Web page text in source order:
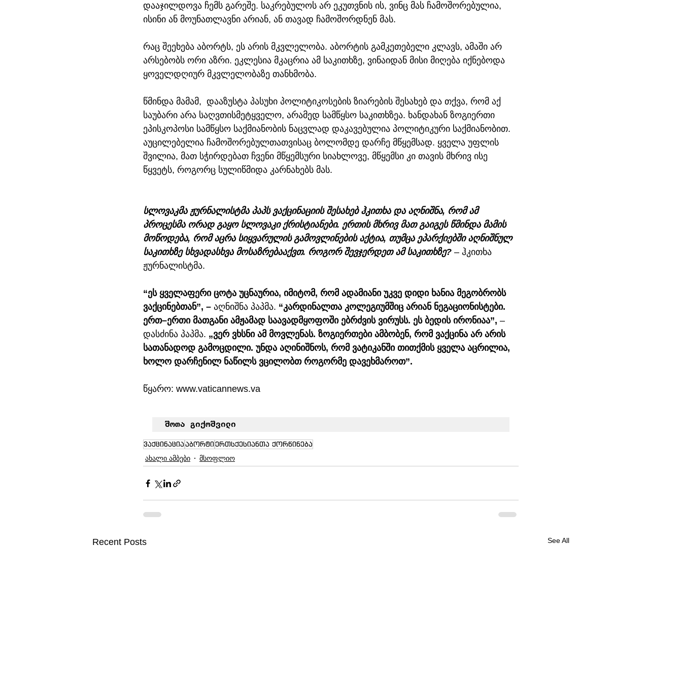
დააჯილდოვა ჩემს გარეშე. საკრებულოს არ ეკუთვნის ის, ვინც მას ჩამოშორებულია,
ისინი ან მოუნათლავნი არიან, ან თავად ჩამოშორდნენ მას.
რაც შეეხება აბორტს, ეს არის მკვლელობა. აბორტის გამკეთებელი კლავს, ამაში არ
არსებობს ორი აზრი. ეკლესია მკაცრია ამ საკითხზე, ვინაიდან მისი მიღება იქნებოდა
ყოველდღიურ მკვლელობაზე თანხმობა.
წმინდა მამამ,  დააზუსტა პასუხი პოლიტიკოსების ზიარების შესახებ და თქვა, რომ აქ
საუბარი არა საღვთისმეტყველო, არამედ სამწყსო საკითხზეა. ხანდახან ზოგიერთი
ეპისკოპოსი სამწყსო საქმიანობის ნაცვლად დაკავებულია პოლიტიკური საქმიანობით.
აუცილებელია ჩამოშორებულთათვისაც ბოლომდე დარჩე მწყემსად. ყველა უფლის
შვილია, მათ სჭირდებათ ჩვენი მწყემსური სიახლოვე, მწყემსი კი თავის მხრივ ისე
წყვეტს, როგორც სულიწმიდა კარნახებს მას.
სლოვაკმა ჟურნალისტმა პაპს ვაქცინაციის შესახებ ჰკითხა და აღნიშნა, რომ ამ
პროცესმა ორად გაყო სლოვაკი ქრისტიანები. ერთის მხრივ მათ გაიგეს წმინდა მამის
მოწოდება, რომ აცრა სიყვარულის გამოვლინების აქტია, თუმცა ეპარქიებში აღნიშნულ
საკითხზე სხვადასხვა მოსაზრებააქვთ. როგორ შევჯერდეთ ამ საკითხზე? – ჰკითხა
ჟურნალისტმა.
“ეს ყველაფერი ცოტა უცნაურია, იმიტომ, რომ ადამიანი უკვე დიდი ხანია მეგობრობს
ვაქცინებთან”, – აღნიშნა პაპმა. “კარდინალთა კოლეგიუმშიც არიან ნეგაციონისტები.
ერთ–ერთი მათგანი ამჟამად საავადმყოფოში ებრძვის ვირუსს. ეს ბედის ირონიაა”, –
დასძინა პაპმა. „ვერ ვხსნი ამ მოვლენას. ზოგიერთები ამბობენ, რომ ვაქცინა არ არის
სათანადოდ გამოცდილი. უნდა აღინიშნოს, რომ ვატიკანში თითქმის ყველა აცრილია,
ხოლო დარჩენილ ნაწილს ვცილობთ როგორმე დავეხმაროთ”.
წყარო: www.vaticannews.va
შოთა გიქოშვილი
ვაქცინაციააბორტიერთსქესიანთა ქორწინება
ახალი ამბები მსოფლიო
Recent Posts See All